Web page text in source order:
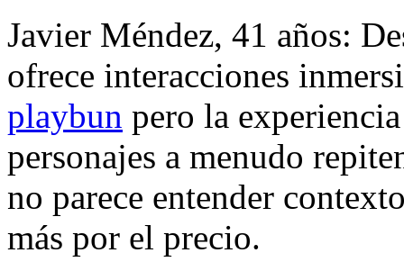
Javier Méndez, 41 años:
ofrece interacciones
playbun pero la
personajes a menudo
no parece entender
más por el precio.